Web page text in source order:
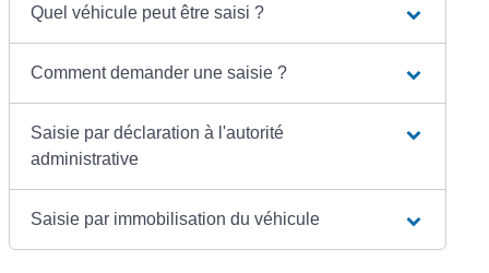
Quel véhicule peut être saisi ?
Comment demander une saisie ?
Saisie par déclaration à l'autorité
administrative
Saisie par immobilisation du véhicule